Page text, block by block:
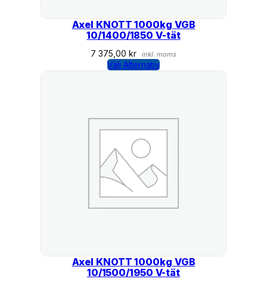
Axel KNOTT 1000kg VGB
10/1400/1850 V-tät
7 375,00kr inkl. moms
Välj Alternativ
Axel KNOTT 1000kg VGB
10/1500/1950 V-tät